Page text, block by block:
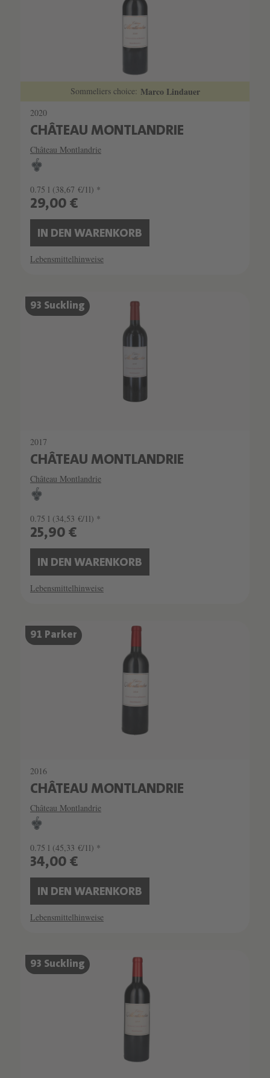
Sommeliers choice: Marco Lindauer
2020
CHÂTEAU MONTLANDRIE
Château Montlandrie
0.75 l (38,67 €/1l) *
29,00 €
IN DEN WARENKORB
Lebensmittelhinweise
93 Suckling
2017
CHÂTEAU MONTLANDRIE
Château Montlandrie
0.75 l (34,53 €/1l) *
25,90 €
IN DEN WARENKORB
Lebensmittelhinweise
91 Parker
2016
CHÂTEAU MONTLANDRIE
Château Montlandrie
0.75 l (45,33 €/1l) *
34,00 €
IN DEN WARENKORB
Lebensmittelhinweise
93 Suckling